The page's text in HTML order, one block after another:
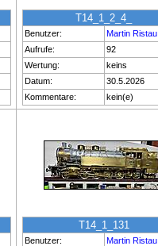
T14_1_2_4_
Benutzer:
Martin Ristau
Aufrufe:
92
Wertung:
keins
Datum:
30.5.2026
Kommentare:
kein(e)
T14_1_131
Benutzer:
Martin Ristau